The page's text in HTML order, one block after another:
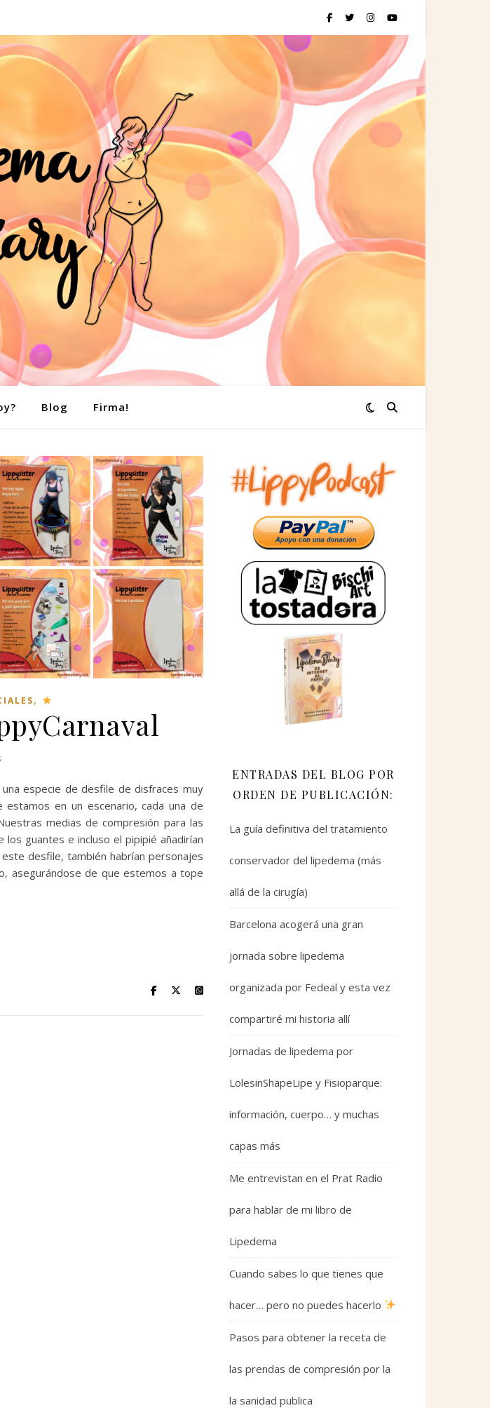
Blog Firma!
,
especie de desfile de disfraces muy
en un escenario, cada una de
medias de compresión para las
guantes e incluso el pipipié añadirían
desfile, también habrían personajes
asegurándose de que estemos a tope
ENTRADAS DEL BLOG POR
ORDEN DE PUBLICACIÓN:
La guía definitiva del tratamiento
conservador del lipedema (más
allá de la cirugía)
Barcelona acogerá una gran
jornada sobre lipedema
organizada por Fedeal y esta vez
compartiré mi historia allí
Jornadas de lipedema por
LolesinShapeLipe y Fisioparque:
información, cuerpo… y muchas
capas más
Me entrevistan en el Prat Radio
para hablar de mi libro de
Lipedema
Cuando sabes lo que tienes que
hacer… pero no puedes hacerlo
Pasos para obtener la receta de
las prendas de compresión por la
la sanidad publica